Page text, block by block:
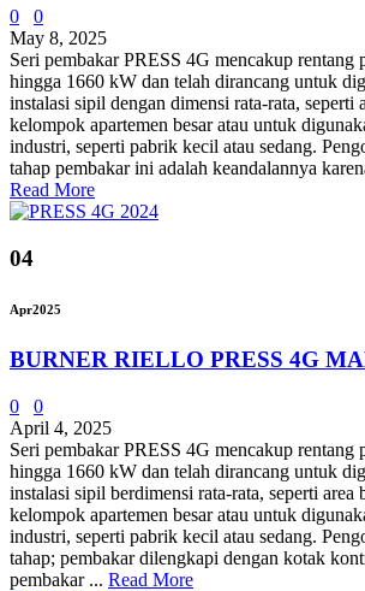
0
0
May 8, 2025
Seri pembakar PRESS 4G mencakup rentang
hingga 1660 kW dan telah dirancang untuk
instalasi sipil dengan dimensi rata-rata, seperti
kelompok apartemen besar atau untuk
industri, seperti pabrik kecil atau sedang.
tahap pembakar ini adalah keandalannya
Read More
04
Apr2025
BURNER RIELLO PRESS 4G
0
0
April 4, 2025
Seri pembakar PRESS 4G mencakup rentang
hingga 1660 kW dan telah dirancang untuk
instalasi sipil berdimensi rata-rata, seperti area
kelompok apartemen besar atau untuk
industri, seperti pabrik kecil atau sedang.
tahap; pembakar dilengkapi dengan kotak
pembakar ... Read More